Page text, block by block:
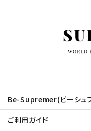
Be-Supremer(ビーシュ
ご利用ガイド